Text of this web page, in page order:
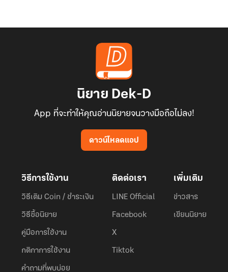
นิยาย Dek-D
App ที่จะทำให้คุณอ่านนิยายจนวางมือถือไม่ลง!
ดาวน์โหลดแอป
วิธีการใช้งาน
วิธีเติม Coin / ชำระเงิน
วิธีซื้อนิยาย
คู่มือการใช้งาน
กติกาการใช้งาน
คำถามที่พบบ่อย
ติดต่อเรา
LINE Official
Facebook
X
Tiktok
เพิ่มเติม
ข่าวสาร
เขียนนิยาย